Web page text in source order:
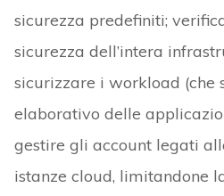
sicurezza predefiniti;
sicurezza dell’intera
sicurizzare i workload (che
elaborativo delle
gestire gli account legati
istanze cloud, limitandone